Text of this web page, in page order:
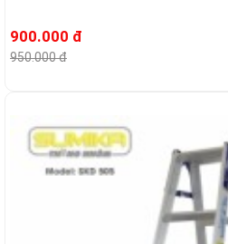
900.000 đ
950.000 đ